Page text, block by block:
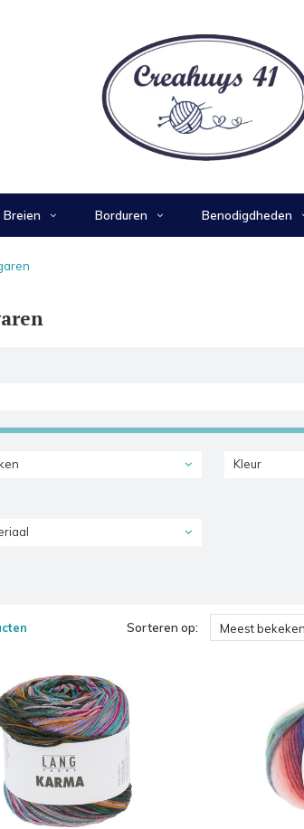
Breien Borduren Benodigdheden
Kleur
Sorteren op: Meest bekeken